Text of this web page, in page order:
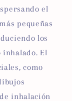
el
pequeñas
los
inhalado. El
como
inhalación